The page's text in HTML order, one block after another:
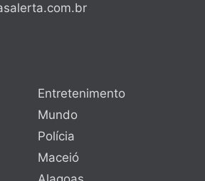
Entretenimento
Mundo
Polícia
Maceió